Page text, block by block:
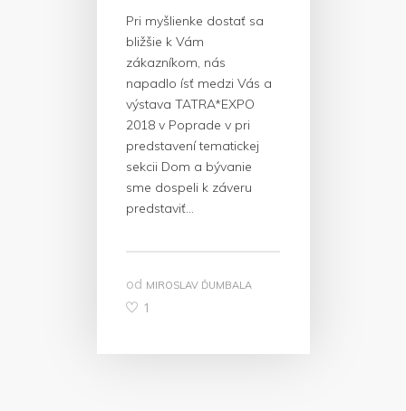
Pri myšlienke dostať sa
bližšie k Vám
zákazníkom, nás
napadlo ísť medzi Vás a
výstava TATRA*EXPO
2018 v Poprade v pri
predstavení tematickej
sekcii Dom a bývanie
sme dospeli k záveru
predstaviť…
od MIROSLAV ĎUMBALA
1